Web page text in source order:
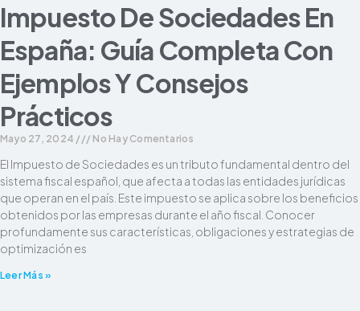
Impuesto De Sociedades En
España: Guía Completa Con
Ejemplos Y Consejos
Prácticos
Mayo 27, 2024 No Hay Comentarios
El Impuesto de Sociedades es un tributo fundamental dentro del
sistema fiscal español, que afecta a todas las entidades jurídicas
que operan en el país. Este impuesto se aplica sobre los beneficios
obtenidos por las empresas durante el año fiscal. Conocer
profundamente sus características, obligaciones y estrategias de
optimización es
Leer Más »